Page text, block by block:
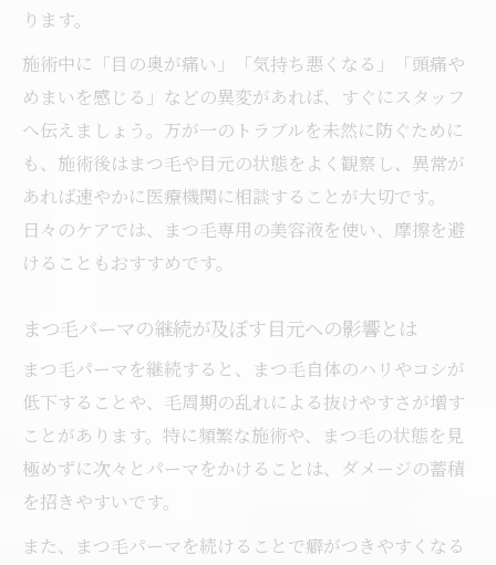
の対応
まつ毛パーマで起こる体調変化と安全対策
理想のまつ毛には定期ケアが重要
まつ毛パーマで美しいまつ毛を保つ定期ケ
まつ毛パーマ後の理想の目元作りとケアの
関係
まつ毛パーマの持続期間を延ばすケア方法
まつ毛パーマ施術の頻度とケアのバランス
まつ毛パーマで後悔しないための定期的な
ケア
まつ毛パーマで後悔しない選択とは
ります。
施術中に「目の奥が痛い」「気持ち悪くなる」「頭痛や
めまいを感じる」などの異変があれば、すぐにスタッフ
へ伝えましょう。万が一のトラブルを未然に防ぐために
も、施術後はまつ毛や目元の状態をよく観察し、異常が
あれば速やかに医療機関に相談することが大切です。
日々のケアでは、まつ毛専用の美容液を使い、摩擦を避
けることもおすすめです。
まつ毛パーマの継続が及ぼす目元への影響とは
まつ毛パーマを継続すると、まつ毛自体のハリやコシが
低下することや、毛周期の乱れによる抜けやすさが増す
ことがあります。特に頻繁な施術や、まつ毛の状態を見
極めずに次々とパーマをかけることは、ダメージの蓄積
を招きやすいです。
また、まつ毛パーマを続けることで癖がつきやすくなる